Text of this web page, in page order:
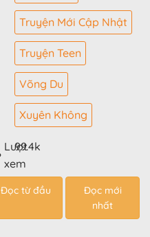
Truyện Mới Cập Nhật
Truyện Teen
Võng Du
Xuyên Không
Lượt
xem
99.4k
Đọc từ đầu
Đọc mới
nhất